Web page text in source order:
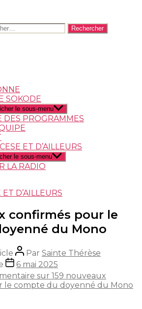
SOKODE
le sous-menu
DES PROGRAMMES
ET D’AILLEURS
le sous-menu
LA RADIO
D’AILLEURS
confirmés pour le
du Mono
Par Sainte Thérèse
6 mai 2025
sur 159 nouveaux
le compte du doyenné du Mono